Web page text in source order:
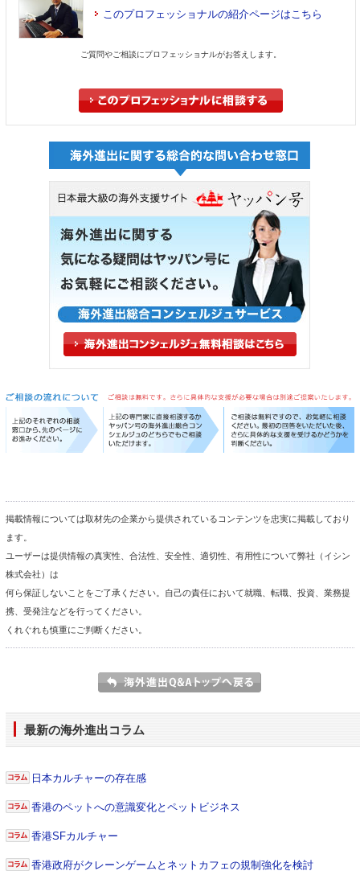
このプロフェッショナルの紹介ページはこちら
ご質問やご相談にプロフェッショナルがお答えします。
掲載情報については取材先の企業から提供されているコンテンツを忠実に掲載しており
ます。
ユーザーは提供情報の真実性、合法性、安全性、適切性、有用性について弊社（イシン
株式会社）は
何ら保証しないことをご了承ください。自己の責任において就職、転職、投資、業務提
携、受発注などを行ってください。
くれぐれも慎重にご判断ください。
最新の海外進出コラム
日本カルチャーの存在感
香港のペットへの意識変化とペットビジネス
香港SFカルチャー
香港政府がクレーンゲームとネットカフェの規制強化を検討